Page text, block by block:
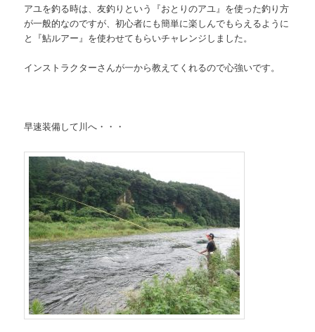
アユを釣る時は、友釣りという『おとりのアユ』を使った釣り方
が一般的なのですが、初心者にも簡単に楽しんでもらえるように
と『鮎ルアー』を使わせてもらいチャレンジしました。
インストラクターさんが一から教えてくれるので心強いです。
早速装備して川へ・・・